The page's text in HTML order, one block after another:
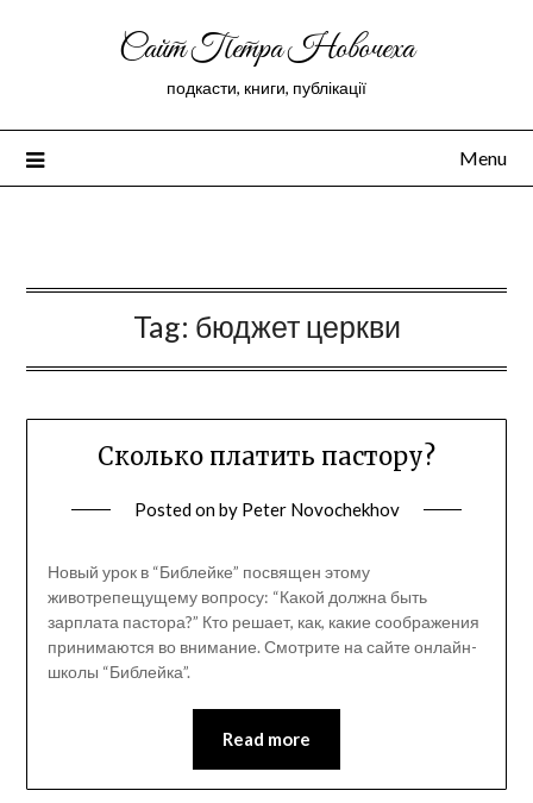
Сайт Петра Новочеха
подкасти, книги, публікації
Menu
Tag: бюджет церкви
Сколько платить пастору?
Posted onby Peter Novochekhov
Новый урок в “Библейке” посвящен этому
животрепещущему вопросу: “Какой должна быть
зарплата пастора?” Кто решает, как, какие соображения
принимаются во внимание. Смотрите на сайте онлайн-
школы “Библейка”.
Read more